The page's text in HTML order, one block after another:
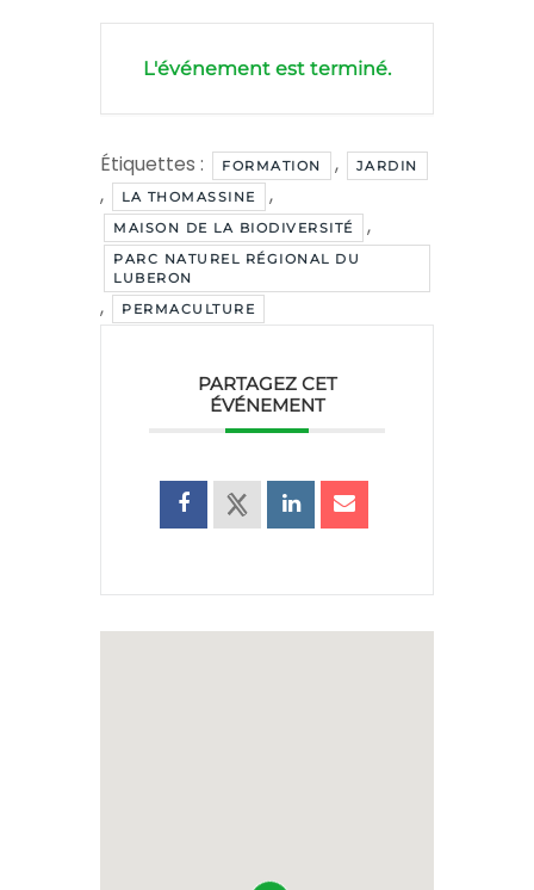
L'événement est terminé.
Étiquettes : FORMATION , JARDIN
, LA THOMASSINE ,
MAISON DE LA BIODIVERSITÉ ,
PARC NATUREL RÉGIONAL DU
LUBERON
, PERMACULTURE
PARTAGEZ CET
ÉVÉNEMENT